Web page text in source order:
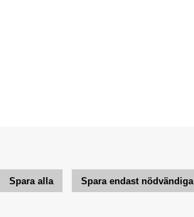
Spara alla Spara endast nödvändiga